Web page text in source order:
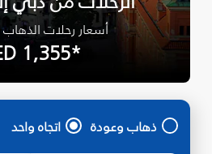
أسعار رحلات الذهاب
*AED 1,355
ذهاب وعودة اتجاه واحد